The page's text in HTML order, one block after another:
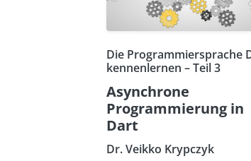
Die Programmiersprache
kennenlernen – Teil 3
Asynchrone
Programmierung in
Dart
Dr. Veikko Krypczyk